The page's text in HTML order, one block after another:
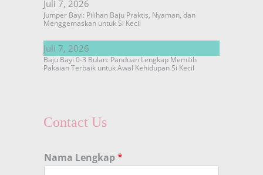
Juli 7, 2026
Jumper Bayi: Pilihan Baju Praktis, Nyaman, dan
Menggemaskan untuk Si Kecil
Juli 7, 2026
Baju Bayi 0-3 Bulan: Panduan Lengkap Memilih
Pakaian Terbaik untuk Awal Kehidupan Si Kecil
Contact Us
Nama Lengkap*